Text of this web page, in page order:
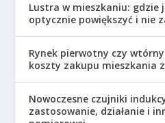
Lustra w mieszkaniu: gdzie
optycznie powiększyć i nie
Rynek pierwotny czy
koszty zakupu mieszkania z
Nowoczesne czujniki
zastosowanie, działanie i